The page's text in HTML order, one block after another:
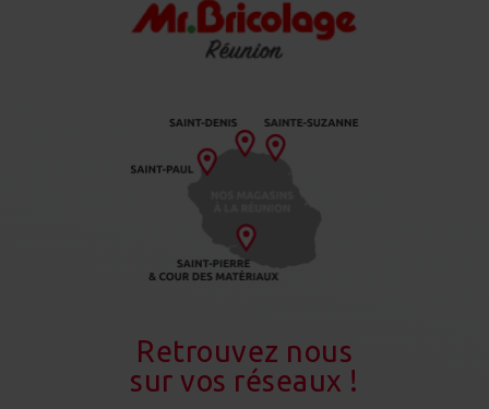
Retrouvez nous
sur vos réseaux !